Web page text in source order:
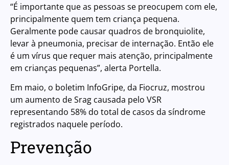
“É importante que as pessoas se preocupem com ele,
principalmente quem tem criança pequena.
Geralmente pode causar quadros de bronquiolite,
levar à pneumonia, precisar de internação. Então ele
é um vírus que requer mais atenção, principalmente
em crianças pequenas”, alerta Portella.
Em maio, o boletim InfoGripe, da Fiocruz, mostrou
um aumento de Srag causada pelo VSR
representando 58% do total de casos da síndrome
registrados naquele período.
Prevenção